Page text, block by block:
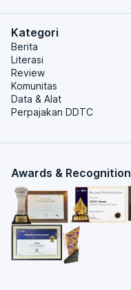
Kategori
Berita
Literasi
Review
Komunitas
Data & Alat
Perpajakan DDTC
Awards & Recognition